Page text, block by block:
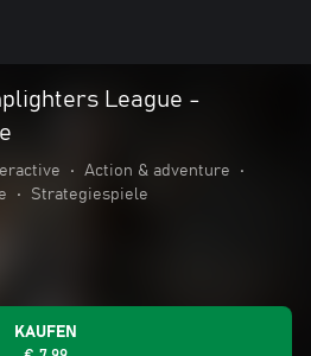
League -
• Action & adventure
•
• Strategiespiele
KAUFEN